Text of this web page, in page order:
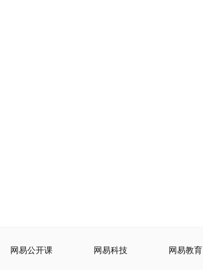
网易公开课 网易科技 网易教育